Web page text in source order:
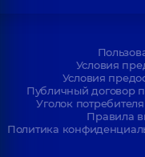
Условия
Условия
Публичный договор
Уголок
Правила
Политика